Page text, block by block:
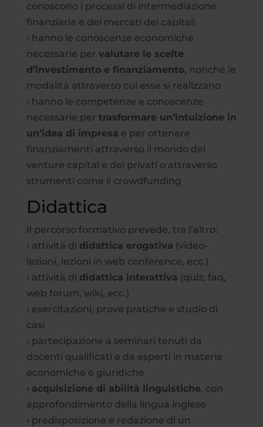
conoscono i processi di intermediazione
finanziaria e dei mercati dei capitali
› hanno le conoscenze economiche
necessarie per valutare le scelte
d’investimento e finanziamento, nonché le
modalità attraverso cui esse si realizzano
› hanno le competenze e conoscenze
necessarie per trasformare un’intuizione in
un’idea di impresa e per ottenere
finanziamenti attraverso il mondo dei
venture capital e dei privati o attraverso
strumenti come il crowdfunding
Didattica
Il percorso formativo prevede, tra l’altro:
› attività di didattica erogativa (video-
lezioni, lezioni in web conference, ecc.)
› attività di didattica interattiva (quiz, faq,
web forum, wiki, ecc.)
› esercitazioni, prove pratiche e studio di
casi
› partecipazione a seminari tenuti da
docenti qualificati e da esperti in materie
economiche e giuridiche
› acquisizione di abilità linguistiche, con
approfondimento della lingua inglese
› predisposizione e redazione di un